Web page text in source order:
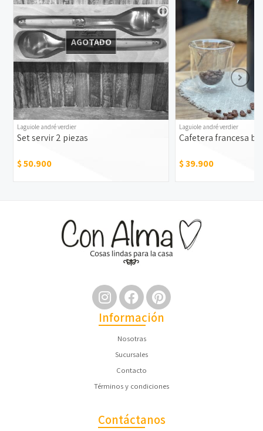
AGOTADO
Laguiole andré verdier
Set servir 2 piezas
$ 50.900
Laguiole andré verdier
Cafetera francesa
$ 39.900
Información
Nosotras
Sucursales
Contacto
Términos y condiciones
Contáctanos